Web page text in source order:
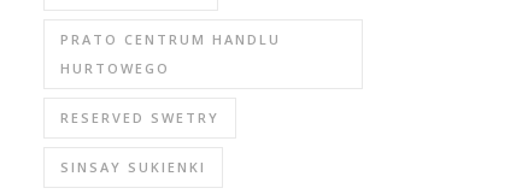
PRATO CENTRUM HANDLU
HURTOWEGO
RESERVED SWETRY
SINSAY SUKIENKI